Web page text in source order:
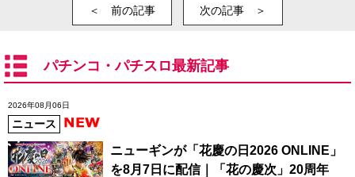
＜ 前の記事 次の記事 ＞
パチンコ・パチスロ最新記事
2026年08月06日
ニュース
ニューギンが「花慶の日2026 ONLINE」
を8月7日に配信｜「花の慶次」20周年